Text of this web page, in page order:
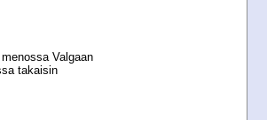
Valgaan
takaisin